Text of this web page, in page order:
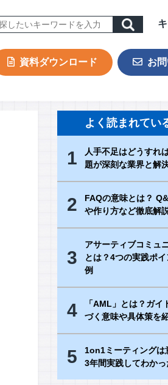
資料ダウンロード お
Design & Outsourcing
営業事務支援サービス
よく読まれてい
1
人手不足はどうすれ
題が深刻な業界と解
2
FAQの意味とは？
や作り方など徹底解
3
アサーティブコミュ
とは？4つの実践ポ
例
4
「AML」とは？ガイ
づく意味や具体策を
5
1on1ミーティングは
3年間実践してわかっ